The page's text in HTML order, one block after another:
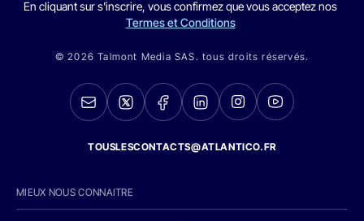
En cliquant sur s'inscrire, vous confirmez que vous acceptez nos
Termes et Conditions
© 2026 Talmont Media SAS. tous droits réservés.
TOUSLESCONTACTS@ATLANTICO.FR
MIEUX NOUS CONNAITRE